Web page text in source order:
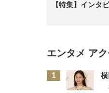
【特集】インタ
エンタメ ア